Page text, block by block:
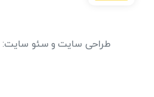
طراحی سایت و سئو سایت: